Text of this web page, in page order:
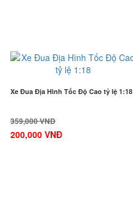
Xe Đua Địa Hình Tốc Độ Cao tỷ lệ 1:18
359,000 VNĐ
200,000 VNĐ